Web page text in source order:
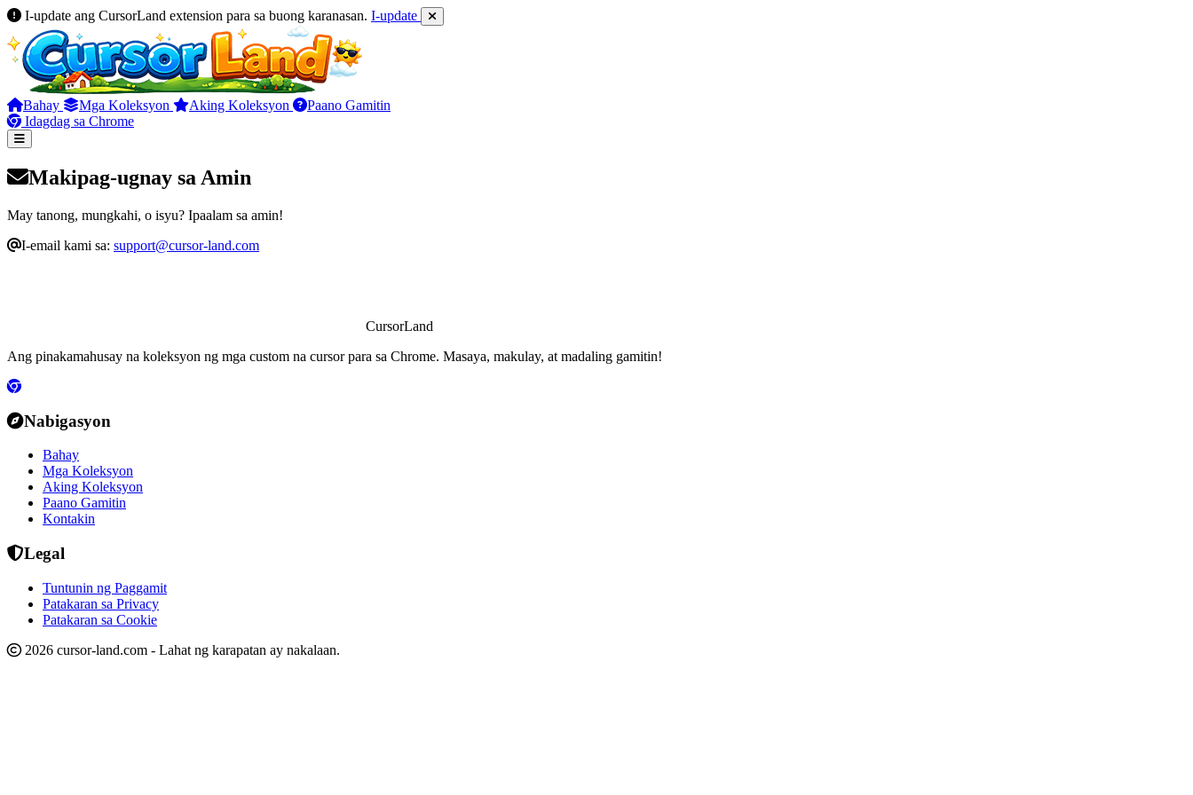
I-update ang CursorLand extension para sa buong karanasan. I-update
Bahay Mga Koleksyon Aking Koleksyon
Paano Gamitin
Idagdag sa Chrome
Makipag-ugnay sa Amin
May tanong, mungkahi, o isyu? Ipaalam sa amin!
I-email kami sa: support@cursor-land.com
CursorLand
Ang pinakamahusay na koleksyon ng mga custom na cursor para sa Chrome. Masaya, makulay, at madaling gamitin!
Nabigasyon
Bahay
Mga Koleksyon
Aking Koleksyon
Paano Gamitin
Kontakin
Legal
Tuntunin ng Paggamit
Patakaran sa Privacy
Patakaran sa Cookie
2026 cursor-land.com - Lahat ng karapatan ay nakalaan.